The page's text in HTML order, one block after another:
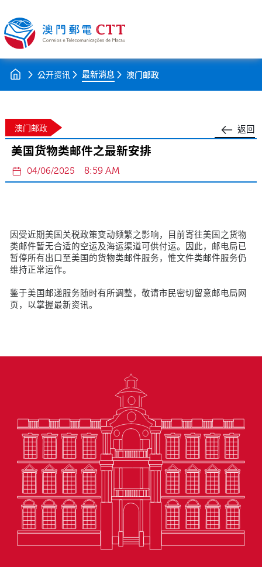
公开资讯 最新消息 澳门邮政
返回
澳门邮政
美国货物类邮件之最新安排
04/06/2025 8:59 AM
因受近期美国关税政策变动频繁之影响，目前寄往美国之货物
类邮件暂无合适的空运及海运渠道可供付运。因此，邮电局已
暂停所有出口至美国的货物类邮件服务，惟文件类邮件服务仍
维持正常运作。
鉴于美国邮递服务随时有所调整，敬请市民密切留意邮电局网
页，以掌握最新资讯。